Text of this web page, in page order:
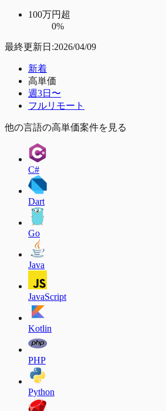
100万円超
0%
最終更新日:2026/04/09
新着
高単価
週3日〜
フルリモート
他の言語の高単価案件を見る
C#
Dart
Go
Java
JavaScript
Kotlin
PHP
Python